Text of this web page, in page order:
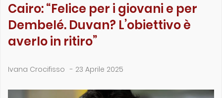
Cairo: “Felice per i giovani e per
Dembelé. Duvan? L’obiettivo è
averlo in ritiro”
Ivana Crocifisso - 23 Aprile 2025